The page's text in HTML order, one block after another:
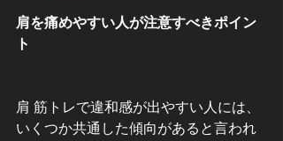
肩を痛めやすい人が注意すべきポイン
ト
肩 筋トレで違和感が出やすい人には、
いくつか共通した傾向があると言われ